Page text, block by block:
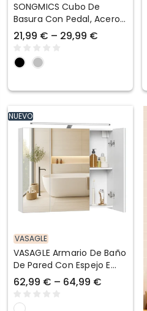
SONGMICS Cubo De
Basura Con Pedal, Acero,
Cierre Suave
21,99 € – 29,99 €
NUEVO
VASAGLE
VASAGLE Armario De Baño
De Pared Con Espejo E
Iluminación
62,99 € – 64,99 €